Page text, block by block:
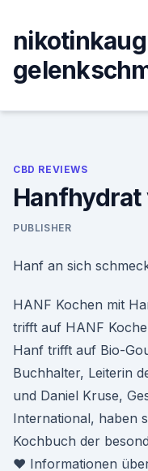
content
CBD REVIEWS
PUBLISHER
Hanf an sich
HANF Kochen mit
trifft auf HANF
Hanf trifft auf Bio-
Buchhalter, Leiterin
und Daniel Kruse,
International, haben
Kochbuch der
♥ Informationen